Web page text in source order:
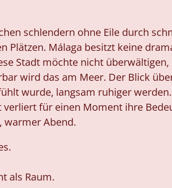
schlendern ohne Eile durch
Plätzen. Málaga besitzt keine
Stadt möchte nicht
wird das am Meer. Der Blick
wurde, langsam ruhiger
für einen Moment ihre
warmer Abend.
als Raum.